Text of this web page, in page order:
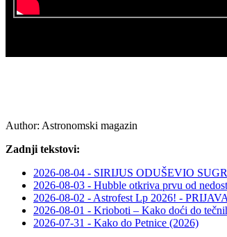
Author: Astronomski magazin
Zadnji tekstovi:
2026-08-04 - SIRIJUS ODUŠEVIO
2026-08-03 - Hubble otkriva prvu od
2026-08-02 - Astrofest Lp 2026! - PRIJAVA
2026-08-01 - Krioboti – Kako doći do
2026-07-31 - Kako do Petnice (2026)